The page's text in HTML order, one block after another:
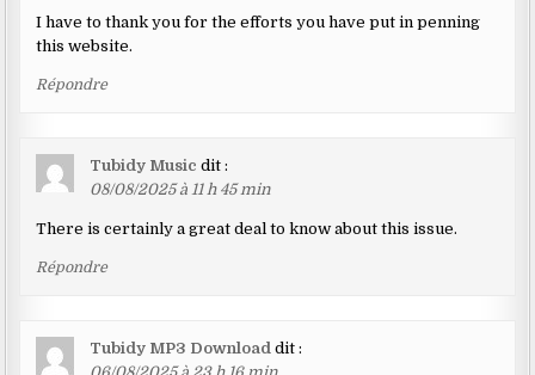
I have to thank you for the efforts you have put in penning
this website.
Répondre
Tubidy Music dit :
08/08/2025 à 11 h 45 min
There is certainly a great deal to know about this issue.
Répondre
Tubidy MP3 Download dit :